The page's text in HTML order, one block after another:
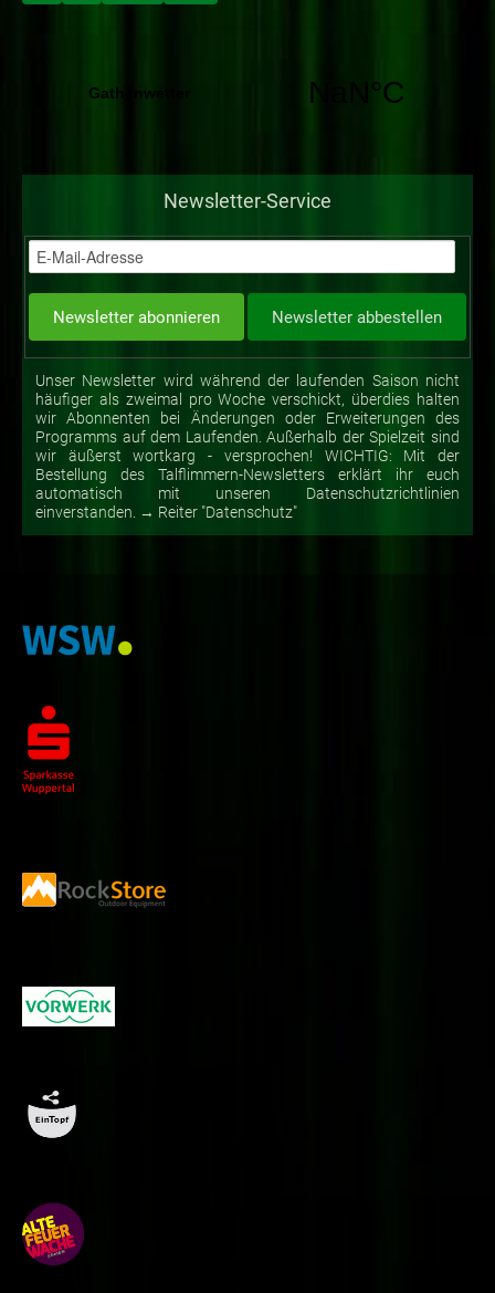
Newsletter-Service
Unser Newsletter wird während der laufenden Saison nicht
häufiger als zweimal pro Woche verschickt, überdies halten
wir Abonnenten bei Änderungen oder Erweiterungen des
Programms auf dem Laufenden. Außerhalb der Spielzeit sind
wir äußerst wortkarg - versprochen! WICHTIG: Mit der
Bestellung des Talflimmern-Newsletters erklärt ihr euch
automatisch mit unseren Datenschutzrichtlinien
einverstanden. → Reiter "Datenschutz"